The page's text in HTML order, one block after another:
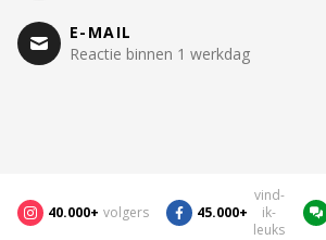
E-MAIL
Reactie binnen 1 werkdag
40.000+ volgers 45.000+
vind-
ik-
leuks